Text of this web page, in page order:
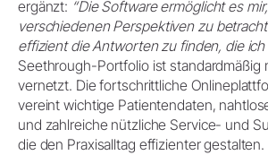
ergänzt: “Die Software ermöglicht es
verschiedenen Perspektiven zu
effizient die Antworten zu finden, die ich
Seethrough-Portfolio ist standardmäßig
vernetzt. Die fortschrittliche
vereint wichtige Patientendaten,
und zahlreiche nützliche Service- und
die den Praxisalltag effizienter gestalten.